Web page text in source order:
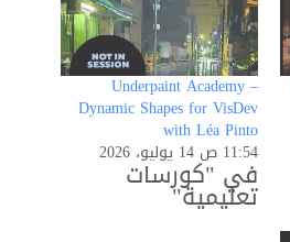
Underpaint Academy –
Dynamic Shapes for VisDev
with Léa Pinto
11:54 ص 14 يوليو، 2026
في "كورسات
تعليمية"